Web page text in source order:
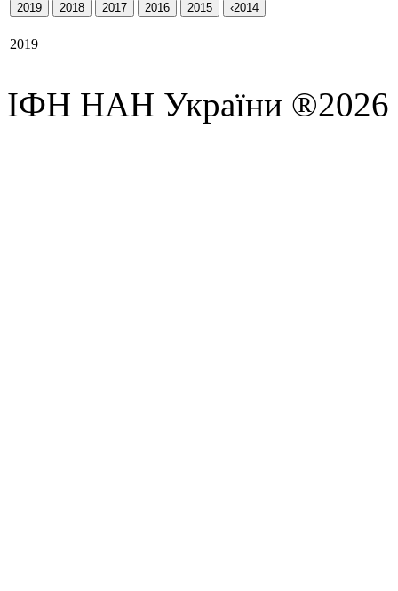
2019 2018 2017 2016 2015 ‹2014
2019
ІФН НАН України ®2026